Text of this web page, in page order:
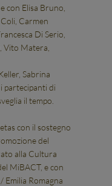
con Elisa Bruno,
Carmen
Di Serio,
Vito Matera,
Sabrina
partecipanti di
il tempo.
con il sostegno
del
alla Cultura
MiBACT, e con
Emilia Romagna